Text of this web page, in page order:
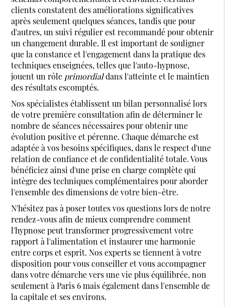
clients constatent des améliorations significatives
après seulement quelques séances, tandis que pour
d'autres, un suivi régulier est recommandé pour obtenir
un changement durable. Il est important de souligner
que la constance et l'engagement dans la pratique des
techniques enseignées, telles que l'auto-hypnose,
jouent un rôle primordialdans l'atteinte et le maintien
des résultats escomptés.
Nos spécialistes établissent un bilan personnalisé lors
de votre première consultation afin de déterminer le
nombre de séances nécessaires pour obtenir une
évolution positive et pérenne. Chaque démarche est
adaptée à vos besoins spécifiques, dans le respect d'une
relation de confiance et de confidentialité totale. Vous
bénéficiez ainsi d'une prise en charge complète qui
intègre des techniques complémentaires pour aborder
l'ensemble des dimensions de votre bien-être.
N'hésitez pas à poser toutes vos questions lors de notre
rendez-vous afin de mieux comprendre comment
l'hypnose peut transformer progressivement votre
rapport à l'alimentation et instaurer une harmonie
entre corps et esprit. Nos experts se tiennent à votre
disposition pour vous conseiller et vous accompagner
dans votre démarche vers une vie plus équilibrée, non
seulement à Paris 6 mais également dans l'ensemble de
la capitale et ses environs.